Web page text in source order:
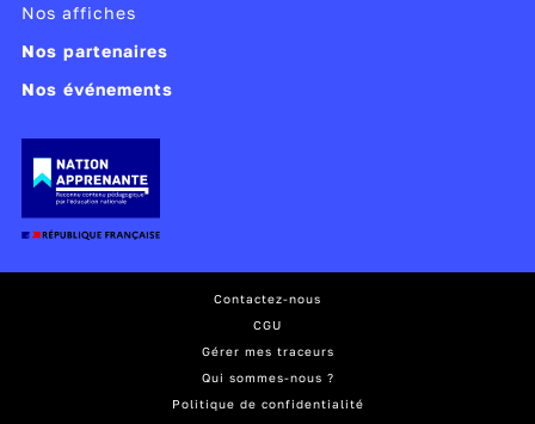
Nos affiches
Nos partenaires
Nos événements
Contactez-nous
CGU
Gérer mes traceurs
Qui sommes-nous ?
Politique de confidentialité